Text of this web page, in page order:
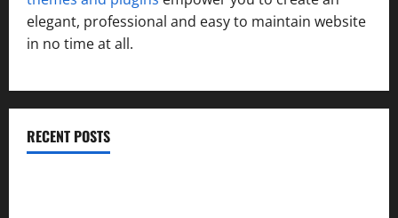
elegant, professional and easy to maintain website
in no time at all.
RECENT POSTS